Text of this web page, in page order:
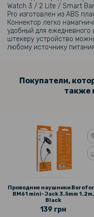
Металлический ремешок
Противоударная
Redmi Watch 2, 3 шт,
Watch 3 / 2 Lite / Smart
Pro изготовлен из ABS
Коннектор легко
удобный для ежедневного
штекеру устройство
любому источнику
Покупатели,
также
Проводние наушники
BM61 mini-Jack 3.5mm 1.2m,
Black
139 грн